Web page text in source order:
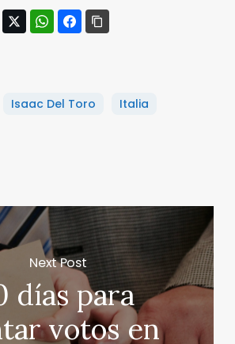
Isaac Del Toro Italia
Next Post
días para
votos en